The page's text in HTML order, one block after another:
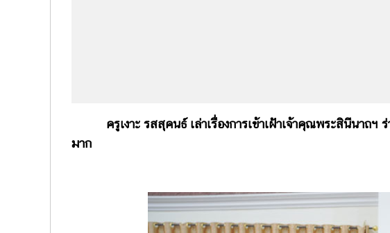
ครูเงาะ รสสุคนธ์ เล่าเรื่องการเข้าเฝ้าเจ้าคุณพระสินีนาถ
มาก